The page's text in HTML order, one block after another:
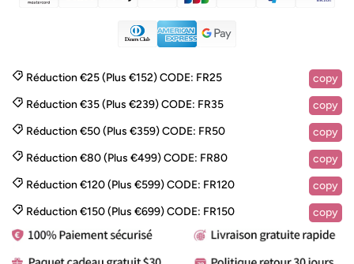
Réduction €25 (Plus €152)CODE: FR25
copy
Réduction €35 (Plus €239)CODE: FR35
copy
Réduction €50 (Plus €359)CODE: FR50
copy
Réduction €80 (Plus €499)CODE: FR80
copy
Réduction €120 (Plus €599)CODE: FR120
copy
Réduction €150 (Plus €699)CODE: FR150 copy